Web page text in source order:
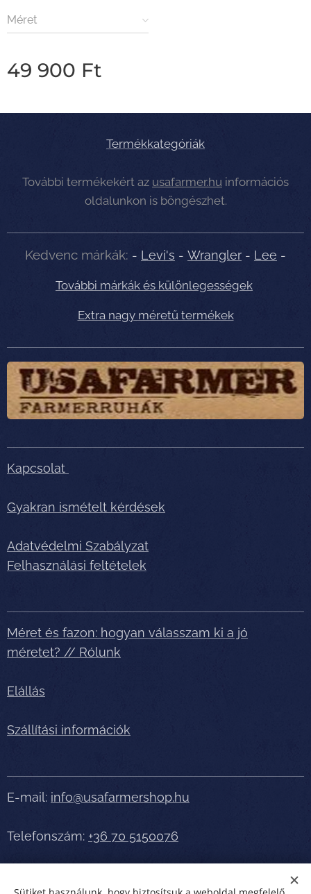
Méret
49 900 Ft
Termékkategóriák
További termékekért az usafarmer.hu információs
oldalunkon is böngészhet.
Kedvenc márkák: - Levi's - Wrangler - Lee -
További márkák és különlegességek
Extra nagy méretű termékek
Kapcsolat
Gyakran ismételt kérdések
Adatvédelmi Szabályzat
Felhasználási feltételek
Méret és fazon: hogyan válasszam ki a jó
méretet? // Rólunk
Elállás
Szállítási információk
E-mail: info@usafarmershop.hu
Telefonszám: +36 70 5150076
Részletes tájékoztatásért, segítségért telefonáljon